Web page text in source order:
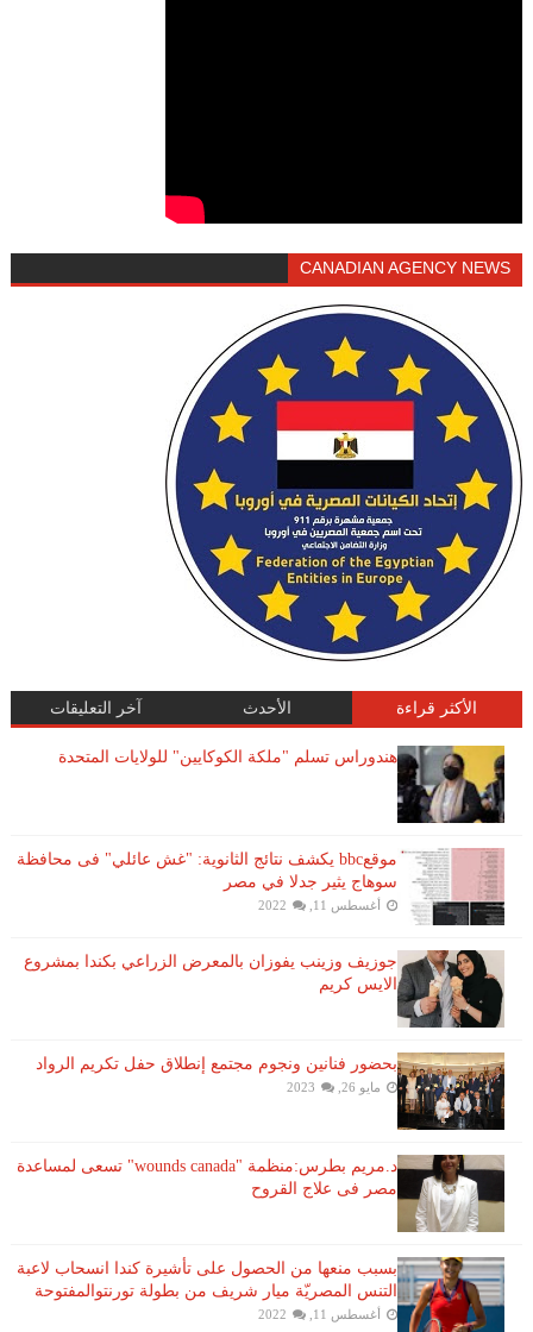
CANADIAN AGENCY NEWS
الأكثر قراءة الأحدث آخر التعليقات
هندوراس تسلم "ملكة الكوكايين" للولايات المتحدة
موقعbbc يكشف نتائج الثانوية: "غش عائلي" فى محافظة
سوهاج يثير جدلا في مصر
أغسطس 11, 2022
جوزيف وزينب يفوزان بالمعرض الزراعي بكندا بمشروع
الايس كريم
بحضور فنانين ونجوم مجتمع إنطلاق حفل تكريم الرواد
مايو 26, 2023
د.مريم بطرس:منظمة "wounds canada" تسعى لمساعدة
مصر فى علاج القروح
بسبب منعها من الحصول على تأشيرة كندا انسحاب لاعبة ​
التنس​ المصريّة ​ميار شريف​ من بطولة ​تورنتو​المفتوحة
أغسطس 11, 2022